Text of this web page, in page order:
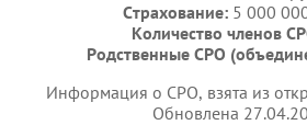
Страхование: 5 000
Количество членов
Родственные СРО
Информация о СРО, взята из
Обновлена